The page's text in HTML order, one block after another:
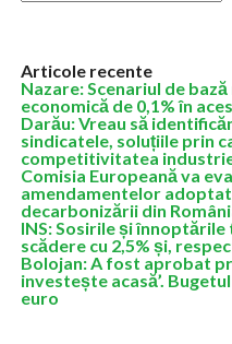
Articole recente
Nazare: Scenariul de
economică de 0,1% în
Darău: Vreau să
sindicatele, soluțiile prin
competitivitatea
Comisia Europeană va
amendamentelor
decarbonizării din
INS: Sosirile și
scădere cu 2,5% și,
Bolojan: A fost aprobat
investește acasă’.
euro